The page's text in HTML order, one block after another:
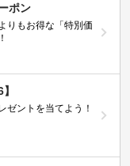
ポン
りもお得な「特別価
ゼントを当てよう！